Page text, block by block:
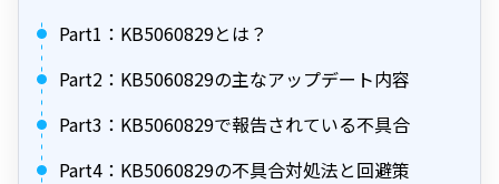
Part1：KB5060829とは？
Part2：KB5060829の主なアップデート内容
Part3：KB5060829で報告されている不具合
Part4：KB5060829の不具合対処法と回避策